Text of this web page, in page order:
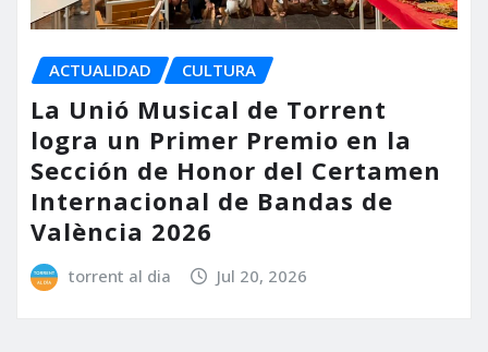
ACTUALIDAD CULTURA
La Unió Musical de Torrent
logra un Primer Premio en la
Sección de Honor del Certamen
Internacional de Bandas de
València 2026
torrent al dia Jul 20, 2026